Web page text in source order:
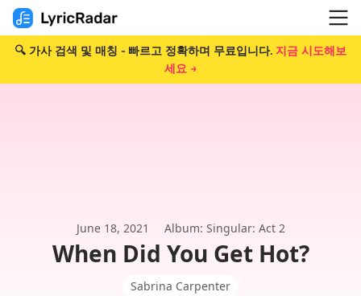
🔍 가사 검색 및 매칭 - 빠르고 정확하며 무료입니다. 지금 시도해보
세요 →
June 18, 2021 Album: Singular: Act 2
When Did You Get Hot?
Sabrina Carpenter